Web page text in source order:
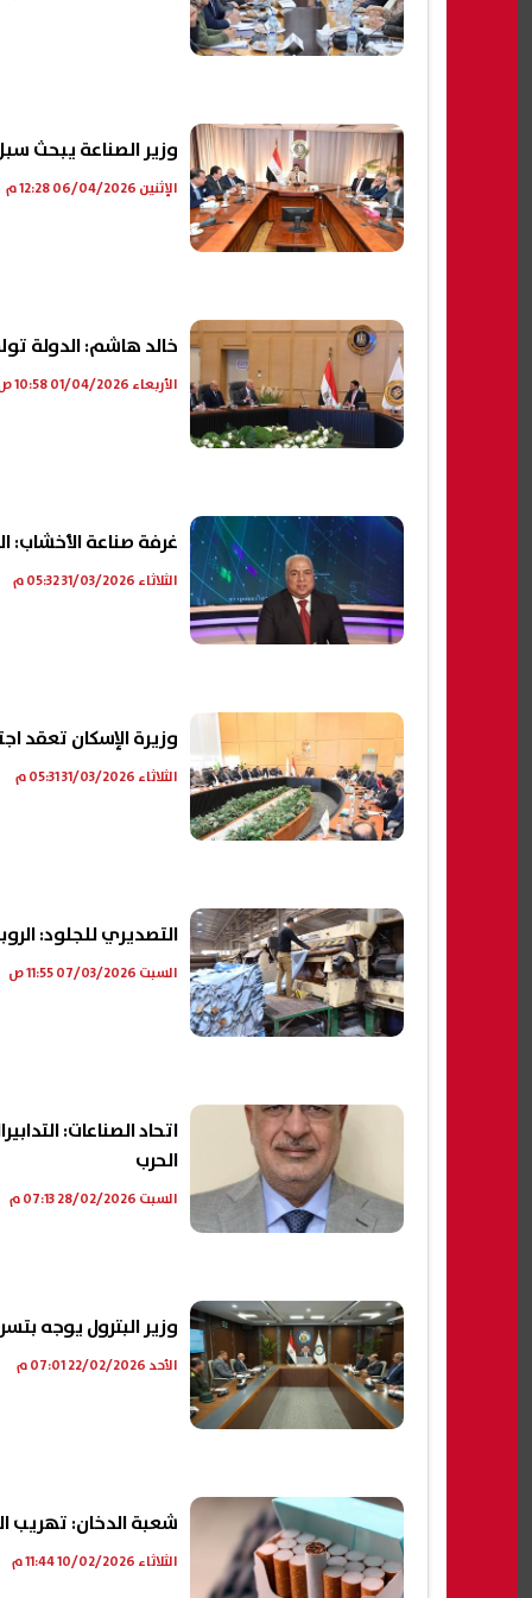
وزير الصناعة يبحث
الإثنين 06/04/2026 12:28 م
خالد هاشم: الدولة
الأربعاء 01/04/2026 10:58 ص
غرفة صناعة الأخشاب:
الثلاثاء 31/03/2026 05:32 م
وزيرة الإسكان تعقد
الثلاثاء 31/03/2026 05:31 م
التصديري للجلود:
السبت 07/03/2026 11:55 ص
اتحاد الصناعات:
الحرب
السبت 28/02/2026 07:13 م
وزير البترول يوجه
الأحد 22/02/2026 07:01 م
شعبة الدخان: تهريب
الثلاثاء 10/02/2026 11:44 م